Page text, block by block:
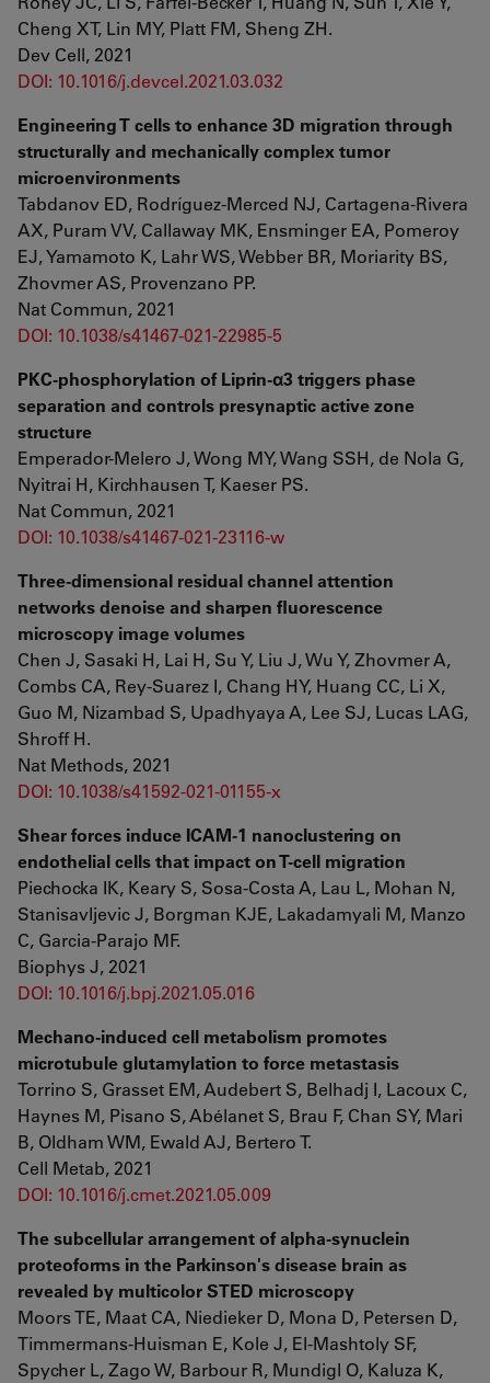
Cheng XT, Lin MY, Platt FM, Sheng ZH.
Dev Cell, 2021
DOI: 10.1016/j.devcel.2021.03.032
Engineering T cells to enhance 3D migration through
structurally and mechanically complex tumor
microenvironments
Tabdanov ED, Rodríguez-Merced NJ, Cartagena-Rivera
AX, Puram VV, Callaway MK, Ensminger EA, Pomeroy
EJ, Yamamoto K, Lahr WS, Webber BR, Moriarity BS,
Zhovmer AS, Provenzano PP.
Nat Commun, 2021
DOI: 10.1038/s41467-021-22985-5
PKC-phosphorylation of Liprin-α3 triggers phase
separation and controls presynaptic active zone
structure
Emperador-Melero J, Wong MY, Wang SSH, de Nola G,
Nyitrai H, Kirchhausen T, Kaeser PS.
Nat Commun, 2021
DOI: 10.1038/s41467-021-23116-w
Three-dimensional residual channel attention
networks denoise and sharpen fluorescence
microscopy image volumes
Chen J, Sasaki H, Lai H, Su Y, Liu J, Wu Y, Zhovmer A,
Combs CA, Rey-Suarez I, Chang HY, Huang CC, Li X,
Guo M, Nizambad S, Upadhyaya A, Lee SJ, Lucas LAG,
Shroff H.
Nat Methods, 2021
DOI: 10.1038/s41592-021-01155-x
Shear forces induce ICAM-1 nanoclustering on
endothelial cells that impact on T-cell migration
Piechocka IK, Keary S, Sosa-Costa A, Lau L, Mohan N,
Stanisavljevic J, Borgman KJE, Lakadamyali M, Manzo
C, Garcia-Parajo MF.
Biophys J, 2021
DOI: 10.1016/j.bpj.2021.05.016
Mechano-induced cell metabolism promotes
microtubule glutamylation to force metastasis
Torrino S, Grasset EM, Audebert S, Belhadj I, Lacoux C,
Haynes M, Pisano S, Abélanet S, Brau F, Chan SY, Mari
B, Oldham WM, Ewald AJ, Bertero T.
Cell Metab, 2021
DOI: 10.1016/j.cmet.2021.05.009
The subcellular arrangement of alpha-synuclein
proteoforms in the Parkinson's disease brain as
revealed by multicolor STED microscopy
Moors TE, Maat CA, Niedieker D, Mona D, Petersen D,
Timmermans-Huisman E, Kole J, El-Mashtoly SF,
Spycher L, Zago W, Barbour R, Mundigl O, Kaluza K,